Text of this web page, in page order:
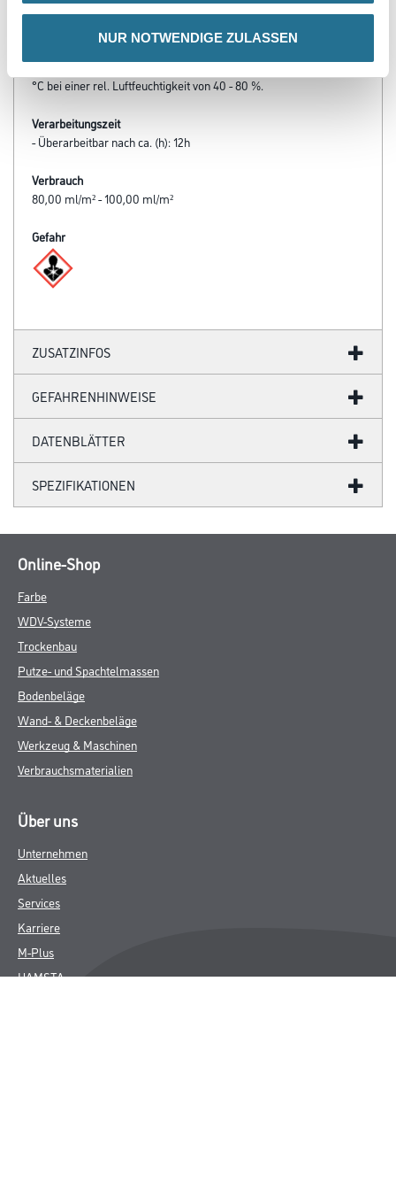
NUR NOTWENDIGE ZULASSEN
- Erhöhte Farbtonauswahl durch das C4Y Farbmischsystem
°C bei einer rel. Luftfeuchtigkeit von 40 - 80 %.
Verarbeitungszeit
- Überarbeitbar nach ca. (h): 12h
Verbrauch
80,00 ml/m² - 100,00 ml/m²
Gefahr
ZUSATZINFOS
GEFAHRENHINWEISE
DATENBLÄTTER
SPEZIFIKATIONEN
Online-Shop
Farbe
WDV-Systeme
Trockenbau
Putze- und Spachtelmassen
Bodenbeläge
Wand- & Deckenbeläge
Werkzeug & Maschinen
Verbrauchsmaterialien
Über uns
Unternehmen
Aktuelles
Services
Karriere
M-Plus
HAMSTA